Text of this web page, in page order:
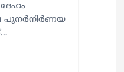
പുനർനിർണയ